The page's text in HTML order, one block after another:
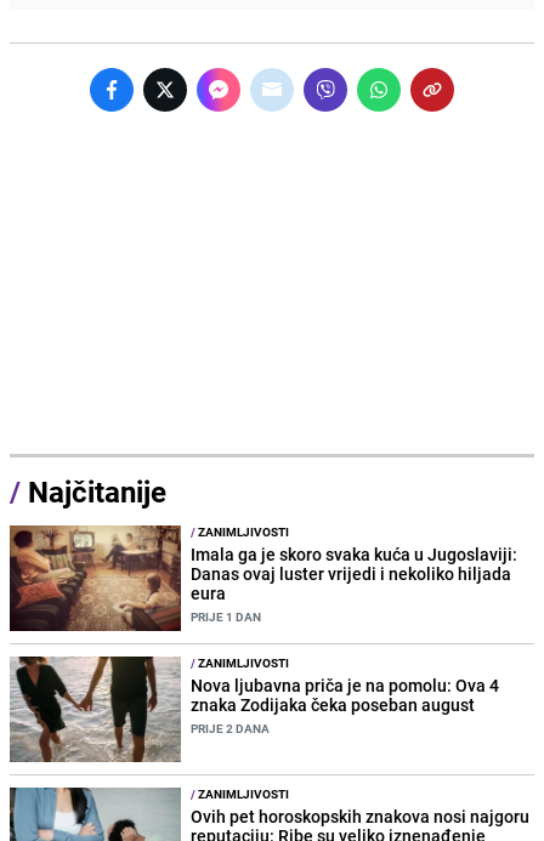
/ Najčitanije
/ZANIMLJIVOSTI
Imala ga je skoro svaka kuća u Jugoslaviji:
Danas ovaj luster vrijedi i nekoliko hiljada
eura
PRIJE 1 DAN
/ZANIMLJIVOSTI
Nova ljubavna priča je na pomolu: Ova 4
znaka Zodijaka čeka poseban august
PRIJE 2 DANA
/ZANIMLJIVOSTI
Ovih pet horoskopskih znakova nosi najgoru
reputaciju: Ribe su veliko iznenađenje